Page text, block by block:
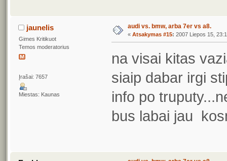
jaunelis
Gimes Kritikuot
Temos moderatorius
Įrašai: 7657
Miestas: Kaunas
audi vs. bmw, arba 7er vs a8.
« Atsakymas #15: 2007 Liepos 15,
na visai kitas
siaip dabar irgi
info po
bus labai jau